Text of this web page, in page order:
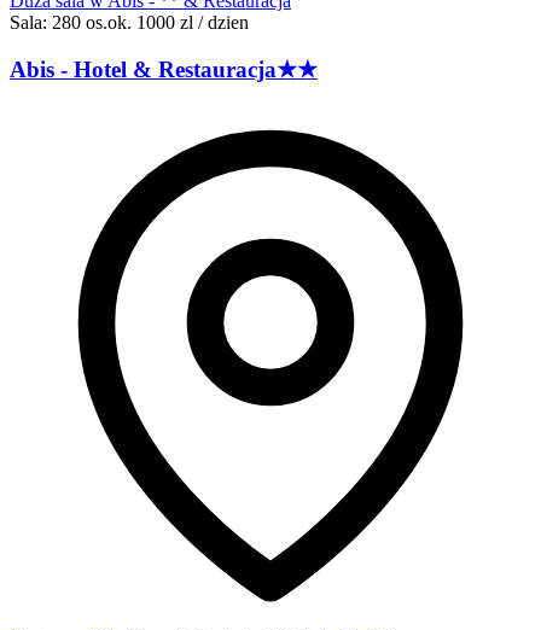
Sala: 280 os.ok. 1000 zl / dzien
Abis - Hotel & Restauracja★★